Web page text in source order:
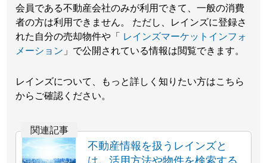
会員である不動産会社のみが利用できて、一般の消費
者の方は利用できません。 ただし、レインズに登録さ
れた自分の売却物件や「 レインズマーケットインフォ
メーション 」で公開されている情報は閲覧できます。
レインズについて、もっと詳しく知りたい方はこちら
からご確認ください。
不動産情報を扱うレインズと
は。活用方法や物件を検索する